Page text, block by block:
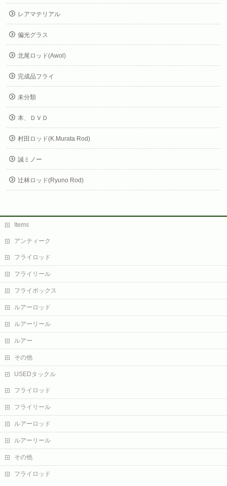
レアマテリアル
偏光グラス
北尾ロッド(Awol)
完成品フライ
未分類
本、ＤＶＤ
村田ロッド(K.Murata Rod)
誠ミノー
辻林ロッド(Ryuno Rod)
Items
アンティーク
フライロッド
フライリール
フライボックス
ルアーロッド
ルアーリール
ルアー
その他
USEDタックル
フライロッド
フライリール
ルアーロッド
ルアーリール
その他
フライロッド